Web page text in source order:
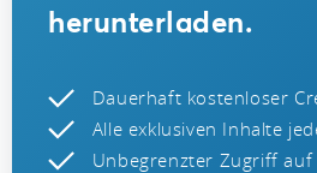
herunterladen.
Dauerhaft kostenloser
Alle exklusiven Inhalte
Unbegrenzter Zugriff auf